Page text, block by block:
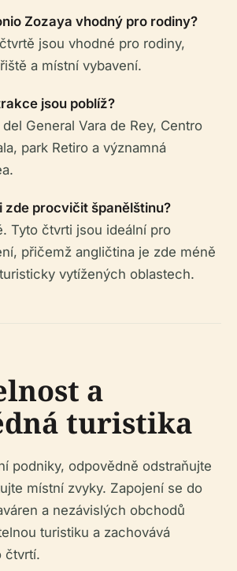
Zozaya vhodný pro rodiny?
jsou vhodné pro rodiny,
a místní vybavení.
jsou poblíž?
General Vara de Rey, Centro
park Retiro a významná
zde procvičit španělštinu?
Tyto čtvrti jsou ideální pro
přičemž angličtina je zde méně
vytížených oblastech.
a
turistika
podniky, odpovědně odstraňujte
místní zvyky. Zapojení se do
a nezávislých obchodů
turistiku a zachovává
čtvrtí.